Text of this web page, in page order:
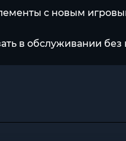
с новым
в обслуживании без